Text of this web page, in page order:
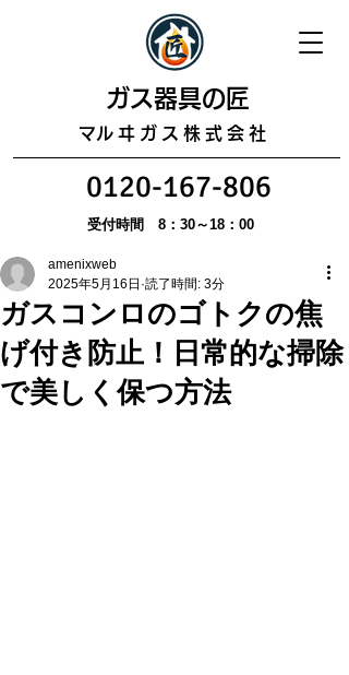
​ガス器具の匠
​マルヰガス株式会社
0120-167-806
受付時間 8：30～18：00
ガスコンロのゴトクの焦
げ付き防止！日常的な掃除
で美しく保つ方法
amenixweb
2025年5月16日 読了時間: 3分